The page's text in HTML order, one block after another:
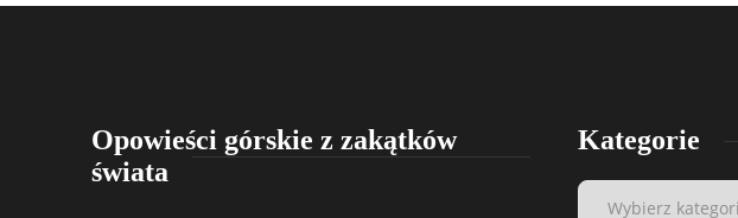
Opowieści górskie z zakątków
świata
Kategorie